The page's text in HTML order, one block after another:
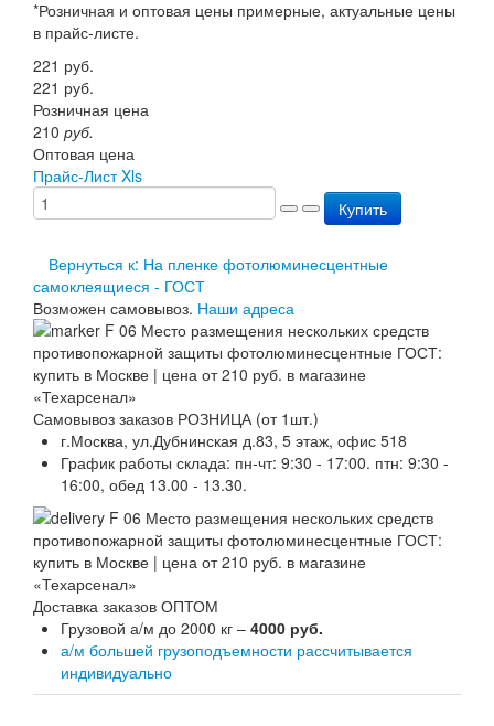
О нас
Публичная оферта
Сертификаты
Вопрос-Ответ
Контакты
*Розничная и оптовая цены примерные, актуальные цены
в прайс-листе.
221 руб.
221 руб.
Розничная цена
210 руб.
Оптовая цена
Прайс-Лист Xls
Купить
Вернуться к: На пленке фотолюминесцентные
самоклеящиеся - ГОСТ
Возможен самовывоз. Наши адреса
Самовывоз заказов РОЗНИЦА (от 1шт.)
г.Москва, ул.Дубнинская д.83, 5 этаж, офис 518
График работы склада: пн-чт: 9:30 - 17:00. птн: 9:30 -
16:00, обед 13.00 - 13.30.
Доставка заказов ОПТОМ
Грузовой а/м до 2000 кг – 4000 руб.
а/м большей грузоподъемности рассчитывается
индивидуально